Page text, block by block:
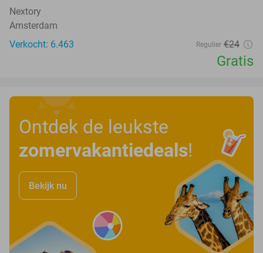
Nextory
Amsterdam
Verkocht: 6.463
Regulier €24
Gratis
Ontdek de leukste
zomervakantiedeals!
Bekijk nu